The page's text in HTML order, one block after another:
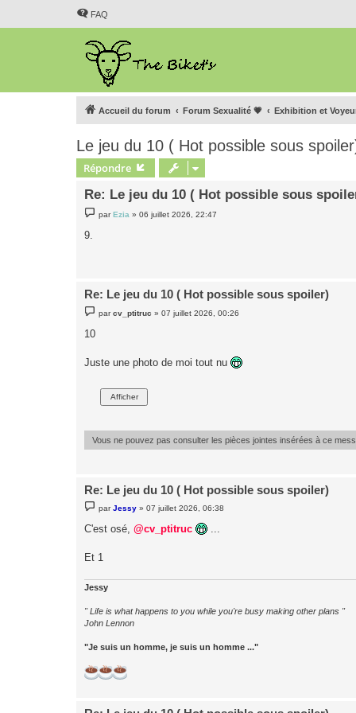
FAQ
Accueil du forum Forum Sexualité 💗 Exhibition et
Le jeu du 10 ( Hot possible sous
Répondre
Re: Le jeu du 10 ( Hot possible sous
e
parEzia »06 juillet 2026, 22:47
9.
Re: Le jeu du 10 ( Hot possible sous spoiler)
e
e
parcv_ptitruc »07 juillet 2026, 00:26
10
Juste une photo de moi tout nu
Vous ne pouvez pas consulter les pièces jointes insérées à ce
Re: Le jeu du 10 ( Hot possible sous spoiler)
e
s
g
e
parJessy »07 juillet 2026, 06:38
C'est osé, @cv_ptitruc ...
Et 1
Jessy
" Life is what happens to you while you're busy making other plans "
John Lennon
"Je suis un homme, je suis un homme ..."